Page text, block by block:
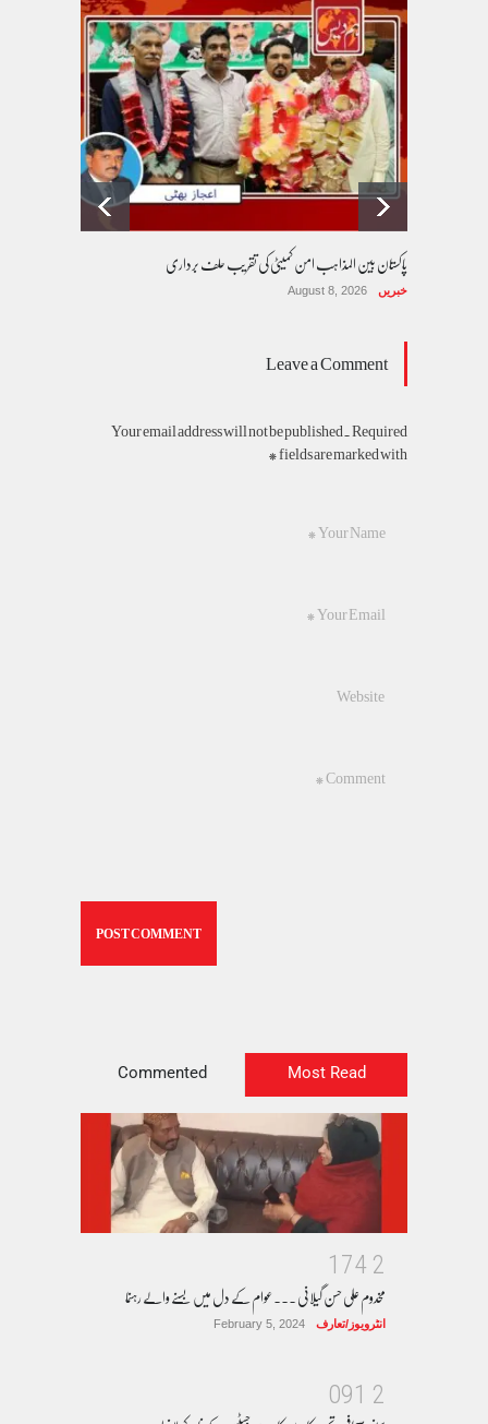
پاکستان بین المذاہب امن کمیٹی کی تقریب حلف برداری
خبریں August 8, 2026
Leave a Comment
Your email address will not be published. Required
fields are marked with *
Most Read
Commented
2
4
7
1
مخدوم علی حسن گیلانی ۔۔۔عوام کے دل میں بسنے والے رہنما
انٹرویوز/تعارف February 5, 2024
2
1
9
0